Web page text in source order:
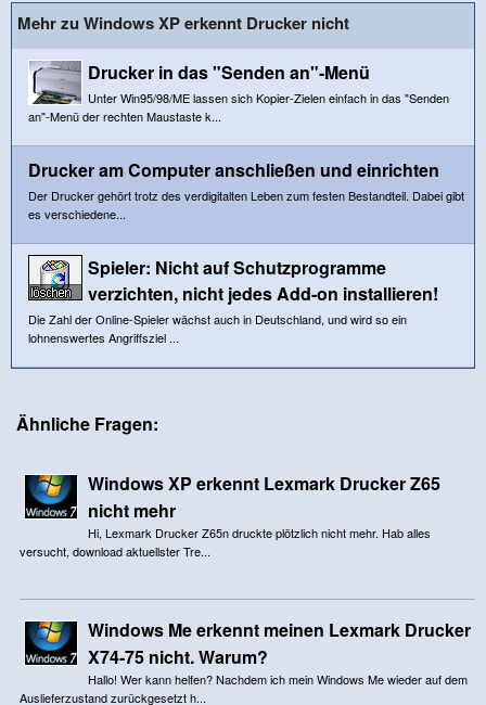
Mehr zu Windows XP erkennt Drucker nicht
Drucker in das "Senden an"-Menü
Unter Win95/98/ME lassen sich Kopier-Zielen einfach in das "Senden
an"-Menü der rechten Maustaste k...
Drucker am Computer anschließen und einrichten
Der Drucker gehört trotz des verdigitalten Leben zum festen Bestandteil. Dabei gibt
es verschiedene...
Spieler: Nicht auf Schutzprogramme
verzichten, nicht jedes Add-on installieren!
Die Zahl der Online-Spieler wächst auch in Deutschland, und wird so ein
lohnenswertes Angriffsziel ...
Ähnliche Fragen:
Windows XP erkennt Lexmark Drucker Z65
nicht mehr
Hi, Lexmark Drucker Z65n druckte plötzlich nicht mehr. Hab alles
versucht, download aktuellster Tre...
Windows Me erkennt meinen Lexmark Drucker
X74-75 nicht. Warum?
Hallo! Wer kann helfen? Nachdem ich mein Windows Me wieder auf dem
Auslieferzustand zurückgesetzt h...